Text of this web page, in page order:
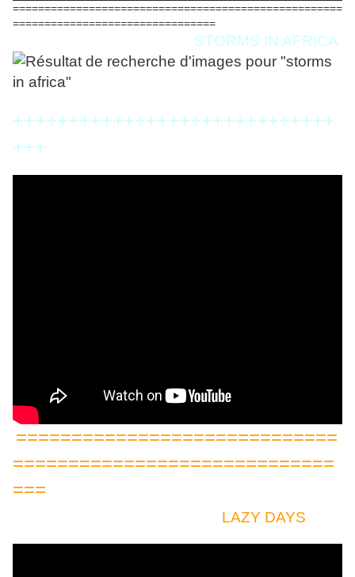
====================================================
================================
STORMS IN AFRICA
+++++++++++++++++++++++++++++
+++
=============================
=============================
===
LAZY DAYS